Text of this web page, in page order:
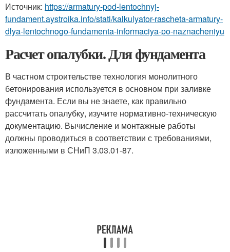
Источник: https://armatury-pod-lentochnyj-
fundament.aystroika.info/stati/kalkulyator-rascheta-armatury-
dlya-lentochnogo-fundamenta-informaciya-po-naznacheniyu
Расчет опалубки. Для фундамента
В частном строительстве технология монолитного
бетонирования используется в основном при заливке
фундамента. Если вы не знаете, как правильно
рассчитать опалубку, изучите нормативно-техническую
документацию. Вычисление и монтажные работы
должны проводиться в соответствии с требованиями,
изложенными в СНиП 3.03.01-87.